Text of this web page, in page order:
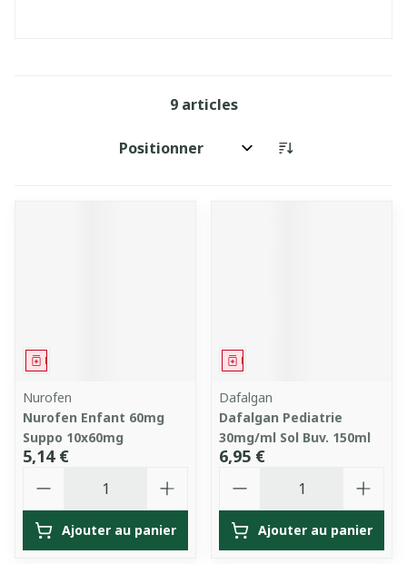
9articles
Trier par:
Médicament
Nurofen
Nurofen Enfant 60mg
Suppo 10x60mg
5,14 €
Ajouter au panier
Médicament
Dafalgan
Dafalgan Pediatrie
30mg/ml Sol Buv. 150ml
6,95 €
Ajouter au panier